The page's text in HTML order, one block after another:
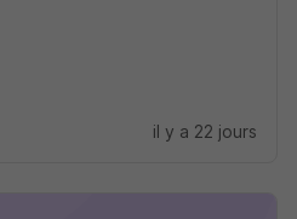
il y a 22 jours